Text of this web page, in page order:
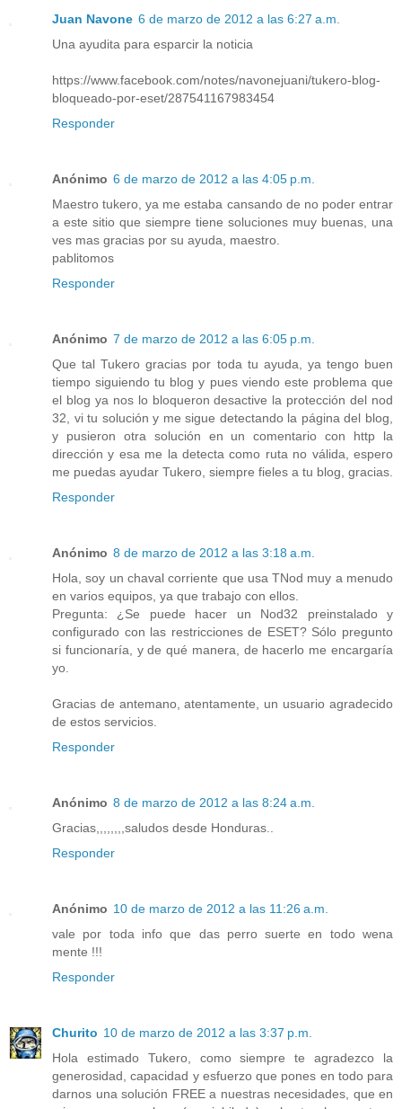
Juan Navone 6 de marzo de 2012 a las 6:27 a.m.
Una ayudita para esparcir la noticia
https://www.facebook.com/notes/navonejuani/tukero-blog-
bloqueado-por-eset/287541167983454
Responder
Anónimo 6 de marzo de 2012 a las 4:05 p.m.
Maestro tukero, ya me estaba cansando de no poder entrar
a este sitio que siempre tiene soluciones muy buenas, una
ves mas gracias por su ayuda, maestro.
pablitomos
Responder
Anónimo 7 de marzo de 2012 a las 6:05 p.m.
Que tal Tukero gracias por toda tu ayuda, ya tengo buen
tiempo siguiendo tu blog y pues viendo este problema que
el blog ya nos lo bloqueron desactive la protección del nod
32, vi tu solución y me sigue detectando la página del blog,
y pusieron otra solución en un comentario con http la
dirección y esa me la detecta como ruta no válida, espero
me puedas ayudar Tukero, siempre fieles a tu blog, gracias.
Responder
Anónimo 8 de marzo de 2012 a las 3:18 a.m.
Hola, soy un chaval corriente que usa TNod muy a menudo
en varios equipos, ya que trabajo con ellos.
Pregunta: ¿Se puede hacer un Nod32 preinstalado y
configurado con las restricciones de ESET? Sólo pregunto
si funcionaría, y de qué manera, de hacerlo me encargaría
yo.
Gracias de antemano, atentamente, un usuario agradecido
de estos servicios.
Responder
Anónimo 8 de marzo de 2012 a las 8:24 a.m.
Gracias,,,,,,,,saludos desde Honduras..
Responder
Anónimo 10 de marzo de 2012 a las 11:26 a.m.
vale por toda info que das perro suerte en todo wena
mente !!!
Responder
Churito 10 de marzo de 2012 a las 3:37 p.m.
Hola estimado Tukero, como siempre te agradezco la
generosidad, capacidad y esfuerzo que pones en todo para
darnos una solución FREE a nuestras necesidades, que en